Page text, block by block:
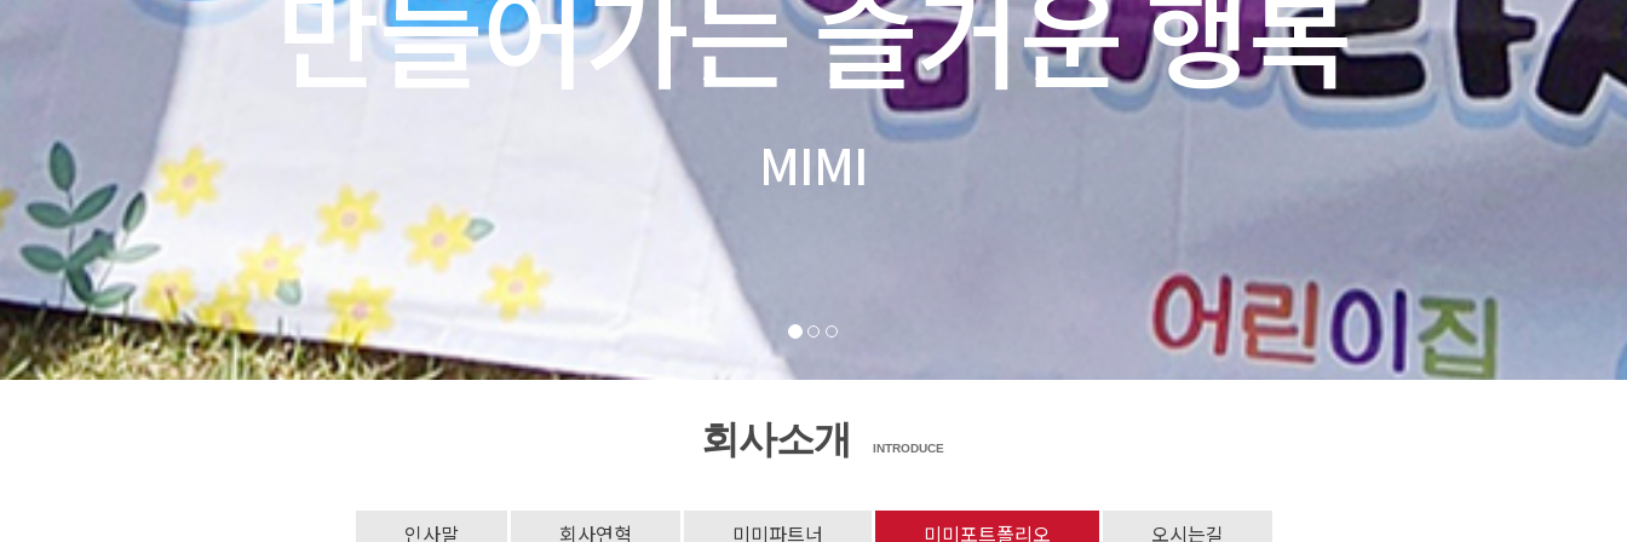
MIMI
회사소개 INTRODUCE
인사말 회사연혁 미미파트너 미미포트폴리오 오시는길